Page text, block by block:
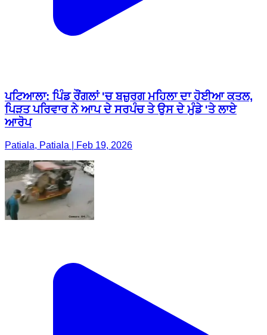
ਪਟਿਆਲਾ: ਪਿੰਡ ਰੌਂਗਲਾਂ 'ਚ ਬਜ਼ੁਰਗ ਮਹਿਲਾ ਦਾ ਹੋਈਆ ਕਤਲ,
ਪਿੜਤ ਪਰਿਵਾਰ ਨੇ ਆਪ ਦੇ ਸਰਪੰਚ ਤੇ ਉਸ ਦੇ ਮੁੰਡੇ 'ਤੇ ਲਾਏ
ਆਰੋਪ
Patiala, Patiala | Feb 19, 2026